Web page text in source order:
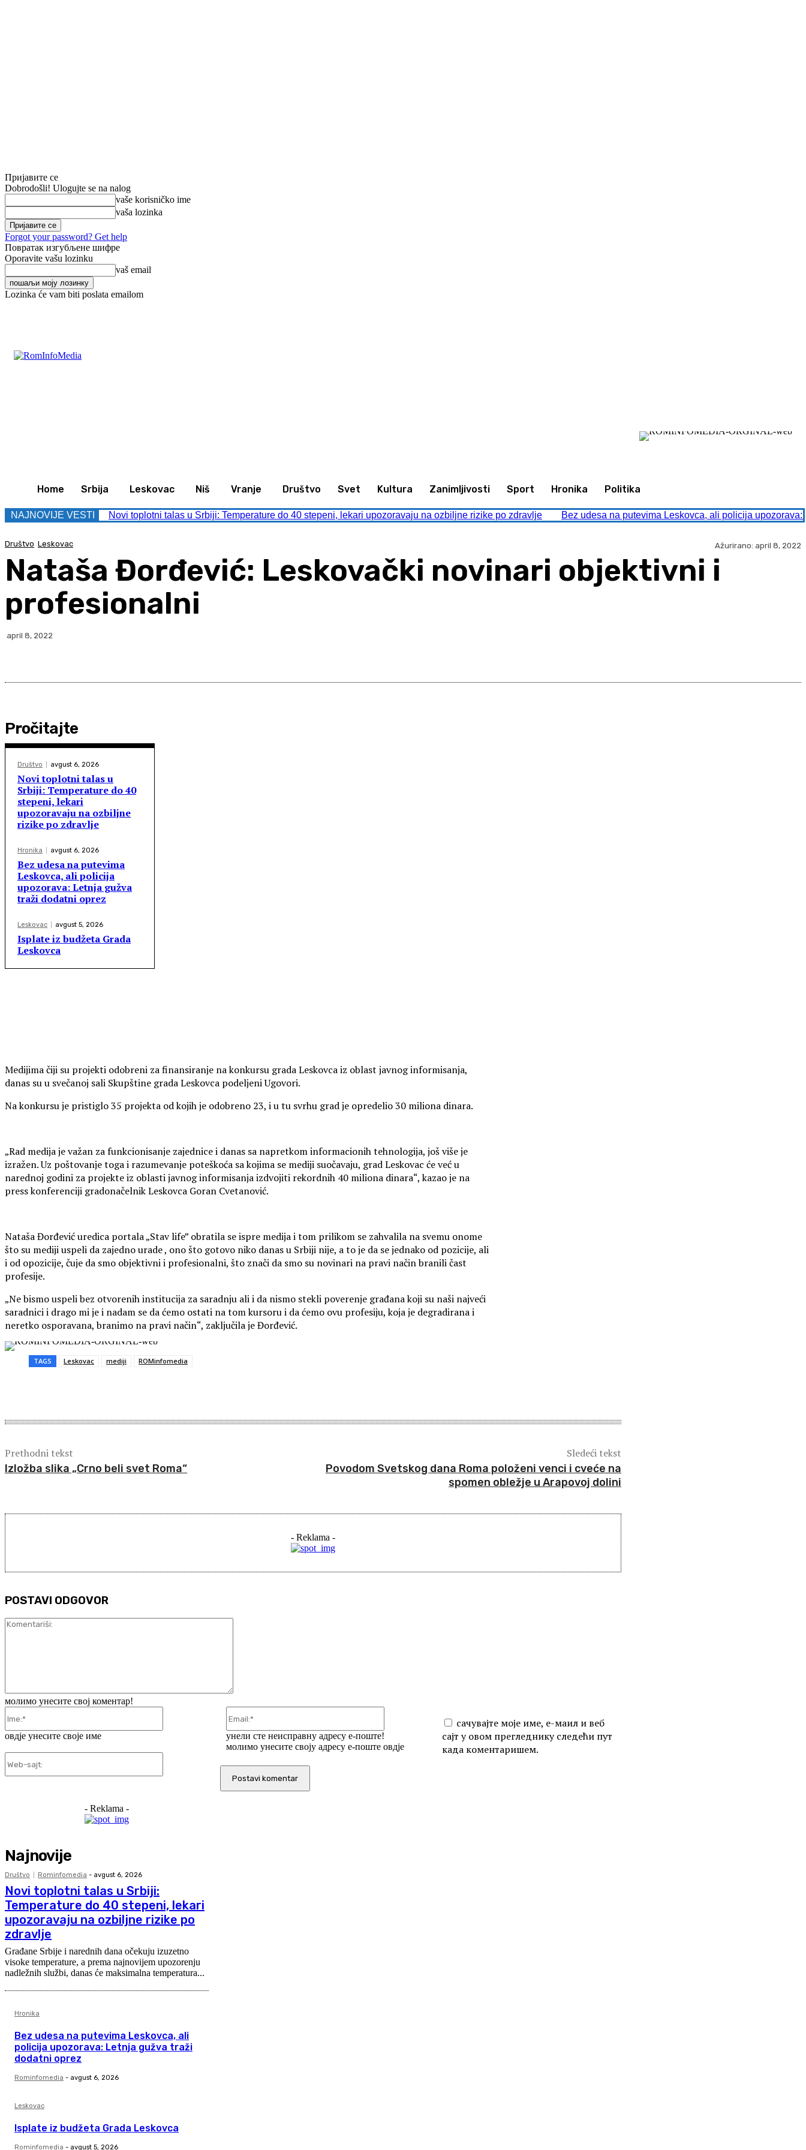
Пријавите се
Dobrodošli! Ulogujte se na nalog
vaše korisničko ime
vaša lozinka
Forgot your password? Get help
Повратак изгубљене шифре
Oporavite vašu lozinku
vaš email
Lozinka će vam biti poslata emailom
Home Srbija Leskovac Niš Vranje Društvo Svet Kultura Zanimljivosti Sport Hronika Politika
NAJNOVIJE VESTI Novi toplotni talas u Srbiji: Temperature do 40 stepeni, lekari upozoravaju na ozbiljne rizike po zdravlje Bez udesa na putevima Leskovca, ali policija
Društvo Leskovac Ažurirano: april 8, 2022
Nataša Đorđević: Leskovački novinari objektivni i
profesionalni
april 8, 2022
Pročitajte
Društvo avgust 6, 2026
Novi toplotni talas u
Srbiji: Temperature do 40
stepeni, lekari
upozoravaju na ozbiljne
rizike po zdravlje
Hronika avgust 6, 2026
Bez udesa na putevima
Leskovca, ali policija
upozorava: Letnja gužva
traži dodatni oprez
Leskovac avgust 5, 2026
Isplate iz budžeta Grada
Leskovca
Medijima čiji su projekti odobreni za finansiranje na konkursu grada Leskovca iz oblast javnog informisanja,
danas su u svečanoj sali Skupštine grada Leskovca podeljeni Ugovori.
Na konkursu je pristiglo 35 projekta od kojih je odobreno 23, i u tu svrhu grad je opredelio 30 miliona dinara.
„Rad medija je važan za funkcionisanje zajednice i danas sa napretkom informacionih tehnologija, još više je
izražen. Uz poštovanje toga i razumevanje poteškoća sa kojima se mediji suočavaju, grad Leskovac će već u
narednoj godini za projekte iz oblasti javnog informisanja izdvojiti rekordnih 40 miliona dinara“, kazao je na
press konferenciji gradonačelnik Leskovca Goran Cvetanović.
Nataša Đorđević uredica portala „Stav life” obratila se ispre medija i tom prilikom se zahvalila na svemu onome
što su mediji uspeli da zajedno urade , ono što gotovo niko danas u Srbiji nije, a to je da se jednako od pozicije, ali
i od opozicije, čuje da smo objektivni i profesionalni, što znači da smo su novinari na pravi način branili čast
profesije.
„Ne bismo uspeli bez otvorenih institucija za saradnju ali i da nismo stekli poverenje građana koji su naši najveći
saradnici i drago mi je i nadam se da ćemo ostati na tom kursoru i da ćemo ovu profesiju, koja je degradirana i
neretko osporavana, branimo na pravi način“, zaključila je Đorđević.
TAGS Leskovac mediji ROMinfomedia
Prethodni tekst
Izložba slika „Crno beli svet Roma“
Sledeći tekst
Povodom Svetskog dana Roma položeni venci i cveće na
spomen obležje u Arapovoj dolini
- Reklama -
POSTAVI ODGOVOR
молимо унесите свој коментар!
овдје унесите своје име
унели сте неисправну адресу е-поште!
молимо унесите своју адресу е-поште овдје
сачувајте моје име, е-маил и веб
сајт у овом прегледнику следећи пут
када коментаришем.
- Reklama -
Najnovije
Društvo Rominfomedia - avgust 6, 2026
Novi toplotni talas u Srbiji:
Temperature do 40 stepeni, lekari
upozoravaju na ozbiljne rizike po
zdravlje
Građane Srbije i narednih dana očekuju izuzetno
visoke temperature, a prema najnovijem upozorenju
nadležnih službi, danas će maksimalna temperatura...
Hronika
Bez udesa na putevima Leskovca, ali
policija upozorava: Letnja gužva traži
dodatni oprez
Rominfomedia - avgust 6, 2026
Leskovac
Isplate iz budžeta Grada Leskovca
Rominfomedia - avgust 5, 2026